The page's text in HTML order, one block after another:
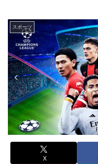
スポーツ
X